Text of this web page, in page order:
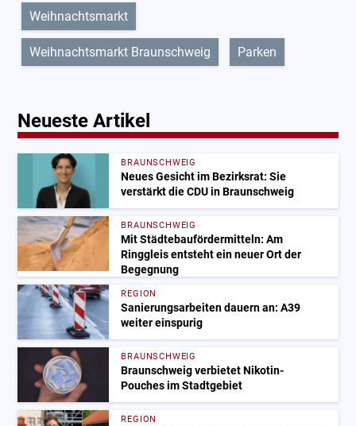
Weihnachtsmarkt
Weihnachtsmarkt Braunschweig Parken
Neueste Artikel
BRAUNSCHWEIG
Neues Gesicht im Bezirksrat: Sie
verstärkt die CDU in Braunschweig
BRAUNSCHWEIG
Mit Städtebaufördermitteln: Am
Ringgleis entsteht ein neuer Ort der
Begegnung
REGION
Sanierungsarbeiten dauern an: A39
weiter einspurig
BRAUNSCHWEIG
Braunschweig verbietet Nikotin-
Pouches im Stadtgebiet
REGION